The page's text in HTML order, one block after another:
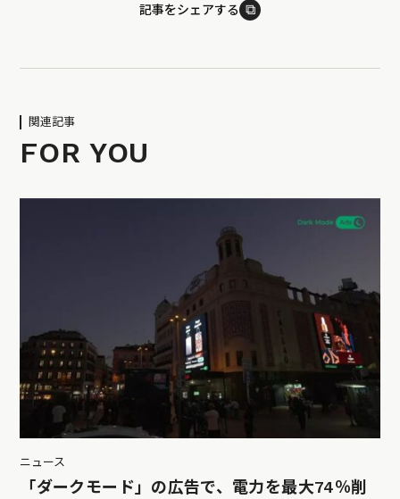
記事をシェアする ⧉
関連記事
FOR YOU
ニュース
「ダークモード」の広告で、電力を最大74％削